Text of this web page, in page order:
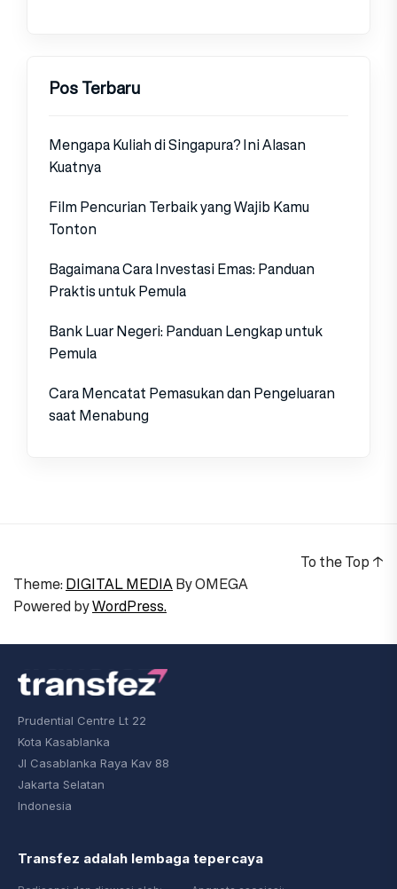
Pos Terbaru
Mengapa Kuliah di Singapura? Ini Alasan
Kuatnya
Film Pencurian Terbaik yang Wajib Kamu
Tonton
Bagaimana Cara Investasi Emas: Panduan
Praktis untuk Pemula
Bank Luar Negeri: Panduan Lengkap untuk
Pemula
Cara Mencatat Pemasukan dan Pengeluaran
saat Menabung
Theme: DIGITAL MEDIAByOMEGA
Powered byWordPress.
To the Top ↑
Prudential Centre Lt 22
Kota Kasablanka
Jl Casablanka Raya Kav 88
Jakarta Selatan
Indonesia
Transfez adalah lembaga tepercaya